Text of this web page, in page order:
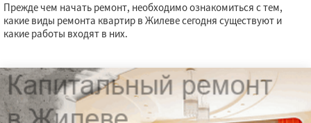
Прежде чем начать ремонт, необходимо ознакомиться с тем,
какие виды ремонта квартир в Жилеве сегодня существуют и
какие работы входят в них.